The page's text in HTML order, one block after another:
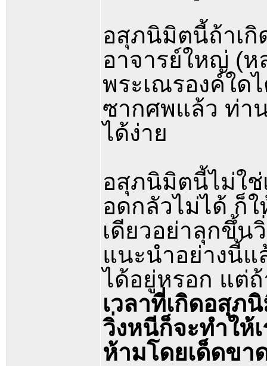
อสุภนิมิตนี้ถ้าเกิ
อาจารย์ใหญ่ (
พระเณรองค์ใด
ซากศพแล้ว ท่า
ได้ง่าย
อสุภนิมิตนี้ไม่ใช่
อดกลัวไม่ได้ ก็
เดียวอย่าลุกขึ้น
แนะนำอย่างนี้แ
ได้อยู่หรอก แต่
เวลาที่เกิดอสุภ
วิ่งหนีก็จะทำให้
ห้ามโดยเด็ดขา